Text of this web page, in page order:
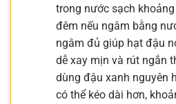
trong nước sạch
đêm nếu ngâm bằng
ngâm đủ giúp hạt đậu
dễ xay mịn và rút ngắn
dùng đậu xanh nguyên
có thể kéo dài hơn,